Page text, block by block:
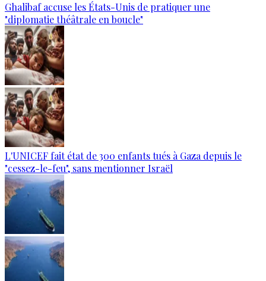
Ghalibaf accuse les États-Unis de pratiquer une
"diplomatie théâtrale en boucle"
L'UNICEF fait état de 300 enfants tués à Gaza depuis le
"cessez-le-feu", sans mentionner Israël